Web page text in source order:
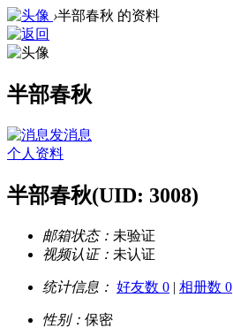
›半部春秋 的资料
半部春秋
发消息
个人资料
半部春秋(UID: 3008)
邮箱状态： 未验证
视频认证： 未认证
统计信息： 好友数 0 | 相册数 0
性别： 保密